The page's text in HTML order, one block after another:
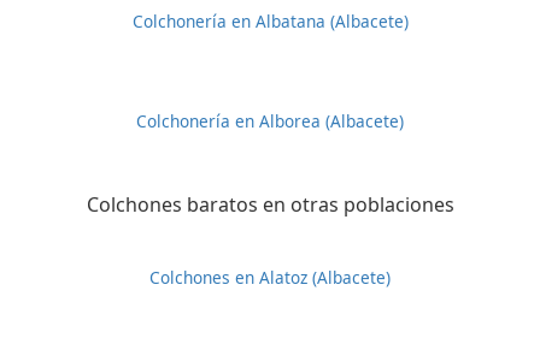
Colchonería en Albatana (Albacete)
Colchonería en Alborea (Albacete)
Colchones baratos en otras poblaciones
Colchones en Alatoz (Albacete)